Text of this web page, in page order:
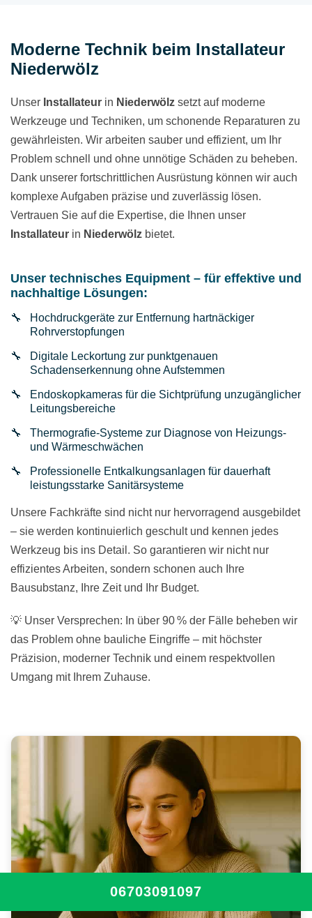
Moderne Technik beim Installateur
Niederwölz
Unser Installateur in Niederwölz setzt auf moderne
Werkzeuge und Techniken, um schonende Reparaturen zu
gewährleisten. Wir arbeiten sauber und effizient, um Ihr
Problem schnell und ohne unnötige Schäden zu beheben.
Dank unserer fortschrittlichen Ausrüstung können wir auch
komplexe Aufgaben präzise und zuverlässig lösen.
Vertrauen Sie auf die Expertise, die Ihnen unser
Installateur in Niederwölz bietet.
Unser technisches Equipment – für effektive und
nachhaltige Lösungen:
Hochdruckgeräte zur Entfernung hartnäckiger
Rohrverstopfungen
Digitale Leckortung zur punktgenauen
Schadenserkennung ohne Aufstemmen
Endoskopkameras für die Sichtprüfung unzugänglicher
Leitungsbereiche
Thermografie-Systeme zur Diagnose von Heizungs-
und Wärmeschwächen
Professionelle Entkalkungsanlagen für dauerhaft
leistungsstarke Sanitärsysteme
Unsere Fachkräfte sind nicht nur hervorragend ausgebildet
– sie werden kontinuierlich geschult und kennen jedes
Werkzeug bis ins Detail. So garantieren wir nicht nur
effizientes Arbeiten, sondern schonen auch Ihre
Bausubstanz, Ihre Zeit und Ihr Budget.
💡 Unser Versprechen: In über 90 % der Fälle beheben wir
das Problem ohne bauliche Eingriffe – mit höchster
Präzision, moderner Technik und einem respektvollen
Umgang mit Ihrem Zuhause.
06703091097